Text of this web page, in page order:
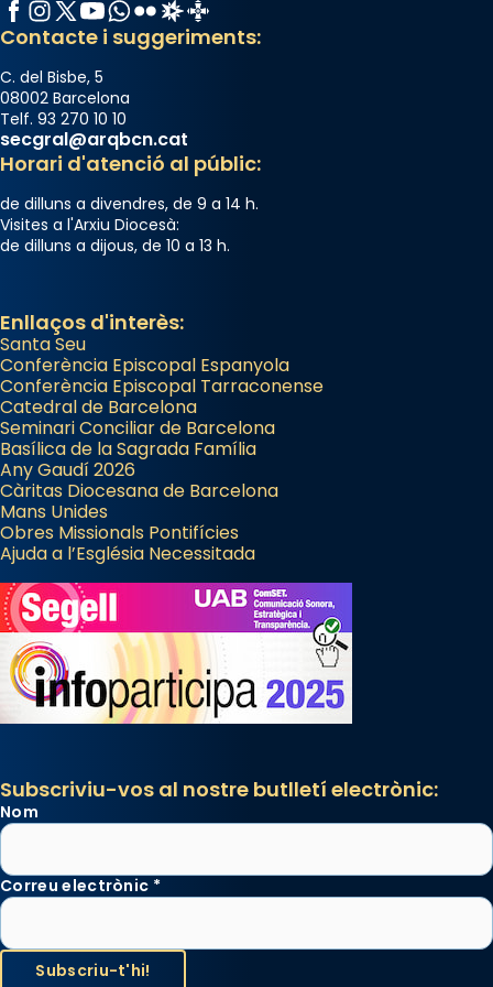
Facebook
Instagram
X / Twitter
YouTube
WhatsApp
FlickrRadio Estel
Catalunya Cristiana
Contacte i suggeriments:
C. del Bisbe, 5
08002 Barcelona
Telf. 93 270 10 10
secgral@arqbcn.cat
Horari d'atenció al públic:
de dilluns a divendres, de 9 a 14 h.
Visites a l'Arxiu Diocesà:
de dilluns a dijous, de 10 a 13 h.
Enllaços d'interès:
Santa Seu
Conferència Episcopal Espanyola
Conferència Episcopal Tarraconense
Catedral de Barcelona
Seminari Conciliar de Barcelona
Basílica de la Sagrada Família
Any Gaudí 2026
Càritas Diocesana de Barcelona
Mans Unides
Obres Missionals Pontifícies
Ajuda a l’Església Necessitada
Subscriviu-vos al nostre butlletí electrònic:
Nom
Correu electrònic *